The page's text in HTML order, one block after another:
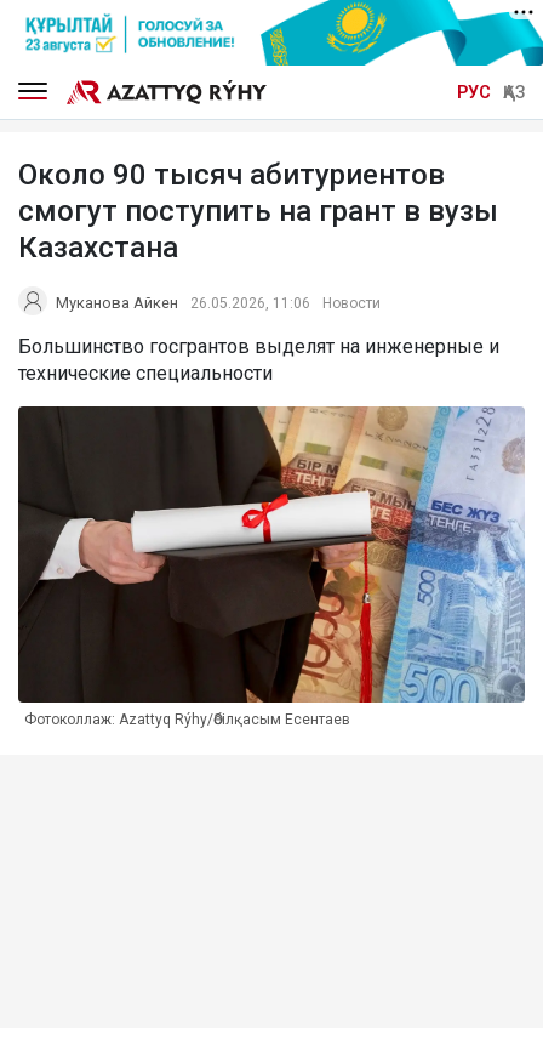
РУС ҚАЗ
Около 90 тысяч абитуриентов
смогут поступить на грант в вузы
Казахстана
Муканова Айкен 26.05.2026, 11:06 Новости
Большинство госгрантов выделят на инженерные и
технические специальности
Фотоколлаж: Azattyq Rýhy/Әбілқасым Есентаев